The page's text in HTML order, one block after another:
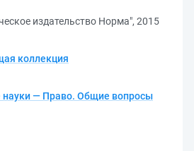
издательство Норма", 2015
коллекция
— Право. Общие вопросы